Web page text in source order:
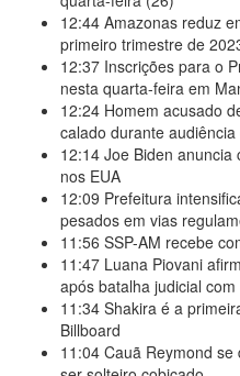
12:44 Amazonas reduz
primeiro trimestre de
12:37 Inscrições para o
nesta quarta-feira em
12:24 Homem acusado
calado durante
12:14 Joe Biden anuncia
nos EUA
12:09 Prefeitura
pesados em vias
11:56 SSP-AM recebe
11:47 Luana Piovani
após batalha judicial com
11:34 Shakira é a
Billboard
11:04 Cauã Reymond